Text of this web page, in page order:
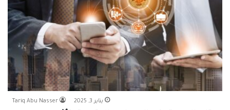
Tariq Abu Nasser يناير 3, 2025